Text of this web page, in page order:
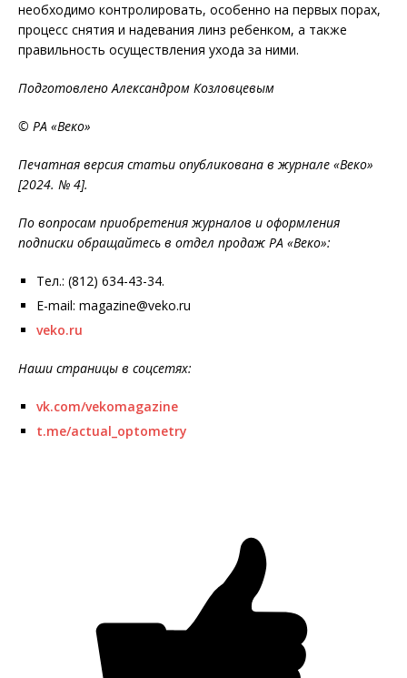
необходимо контролировать, особенно на первых порах,
процесс снятия и надевания линз ребенком, а также
правильность осуществления ухода за ними.
Подготовлено Александром Козловцевым
© РА «Веко»
Печатная версия статьи опубликована в журнале «Веко»
[2024. № 4].
По вопросам приобретения журналов и оформления
подписки обращайтесь в отдел продаж РА «Веко»:
Тел.: (812) 634-43-34.
E-mail: magazine@veko.ru
veko.ru
Наши страницы в соцсетях:
vk.com/vekomagazine
t.me/actual_optometry